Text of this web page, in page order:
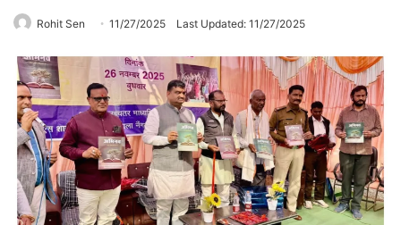
Rohit Sen 11/27/2025 Last Updated: 11/27/2025